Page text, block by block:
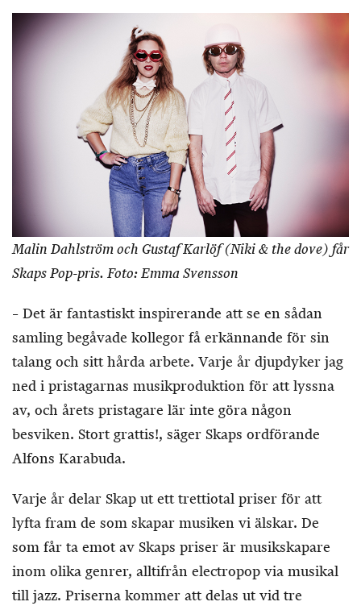
Malin Dahlström och Gustaf Karlöf (Niki & the dove) får
Skaps Pop-pris. Foto: Emma Svensson
– Det är fantastiskt inspirerande att se en sådan
samling begåvade kollegor få erkännande för sin
talang och sitt hårda arbete. Varje år djupdyker jag
ned i pristagarnas musikproduktion för att lyssna
av, och årets pristagare lär inte göra någon
besviken. Stort grattis!, säger Skaps ordförande
Alfons Karabuda.
Varje år delar Skap ut ett trettiotal priser för att
lyfta fram de som skapar musiken vi älskar. De
som får ta emot av Skaps priser är musikskapare
inom olika genrer, alltifrån electropop via musikal
till jazz. Priserna kommer att delas ut vid tre